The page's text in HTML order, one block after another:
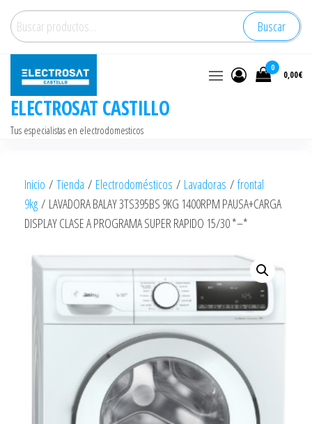
Saltar
contenido
Buscar
por:
Buscar
ELECTROSAT CASTILLO
Tus especialistas en electrodomesticos
0
0,00€
Inicio / Tienda / Electrodomésticos / Lavadoras / frontal
9kg / LAVADORA BALAY 3TS395BS 9KG 1400RPM PAUSA+CARGA
DISPLAY CLASE A PROGRAMA SUPER RAPIDO 15/30 *–*